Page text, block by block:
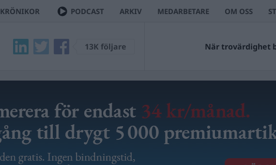
KRÖNIKOR PODCAST ARKIV MEDARBETARE OM OSS
13K följare När trovärdighet